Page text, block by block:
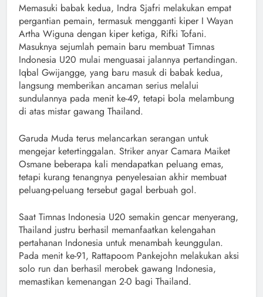
Memasuki babak kedua, Indra Sjafri melakukan empat
pergantian pemain, termasuk mengganti kiper I Wayan
Artha Wiguna dengan kiper ketiga, Rifki Tofani.
Masuknya sejumlah pemain baru membuat Timnas
Indonesia U20 mulai menguasai jalannya pertandingan.
Iqbal Gwijangge, yang baru masuk di babak kedua,
langsung memberikan ancaman serius melalui
sundulannya pada menit ke-49, tetapi bola melambung
di atas mistar gawang Thailand.
Garuda Muda terus melancarkan serangan untuk
mengejar ketertinggalan. Striker anyar Camara Maiket
Osmane beberapa kali mendapatkan peluang emas,
tetapi kurang tenangnya penyelesaian akhir membuat
peluang-peluang tersebut gagal berbuah gol.
Saat Timnas Indonesia U20 semakin gencar menyerang,
Thailand justru berhasil memanfaatkan kelengahan
pertahanan Indonesia untuk menambah keunggulan.
Pada menit ke-91, Rattapoom Pankejohn melakukan aksi
solo run dan berhasil merobek gawang Indonesia,
memastikan kemenangan 2-0 bagi Thailand.